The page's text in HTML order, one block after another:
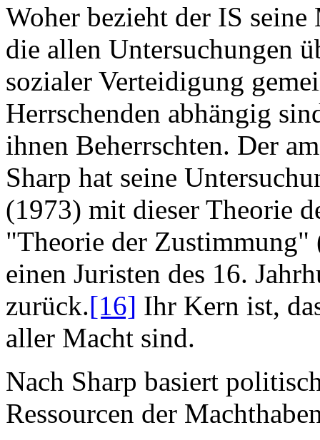
Woher bezieht der IS
die allen Untersuchungen
sozialer Verteidigung
Herrschenden abhängig
ihnen Beherrschten. Der
Sharp hat seine
(1973) mit dieser Theorie
"Theorie der Zustimmung"
einen Juristen des 16.
zurück.[16] Ihr Kern ist,
aller Macht sind.
Nach Sharp basiert
Ressourcen der